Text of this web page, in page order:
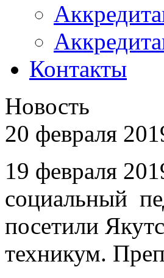
Контакты
Новость
20 февраля
19 февраля
социальный
посетили
техникум.